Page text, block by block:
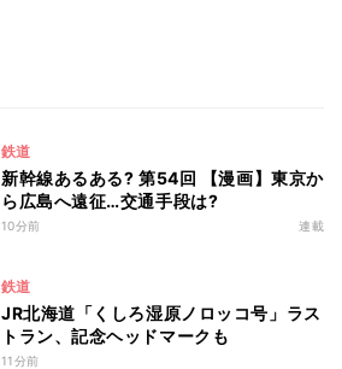
鉄道
新幹線あるある? 第54回 【漫画】東京か
ら広島へ遠征…交通手段は?
10分前 連載
鉄道
JR北海道「くしろ湿原ノロッコ号」ラス
トラン、記念ヘッドマークも
11分前